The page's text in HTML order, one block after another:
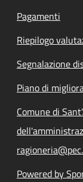
Pagamenti
Riepilogo
Segnalazione
Piano di
Comune di
Powered by